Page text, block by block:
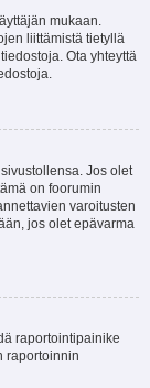
mukaan.
liittämistä tietyllä
Ota yhteyttä
Jos olet
on foorumin
varoitusten
jos olet epävarma
raportointipainike
raportoinnin